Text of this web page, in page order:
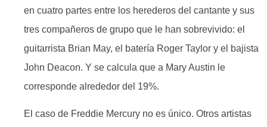
en cuatro partes entre los herederos del cantante y sus
tres compañeros de grupo que le han sobrevivido: el
guitarrista Brian May, el batería Roger Taylor y el bajista
John Deacon. Y se calcula que a Mary Austin le
corresponde alrededor del 19%.
El caso de Freddie Mercury no es único. Otros artistas